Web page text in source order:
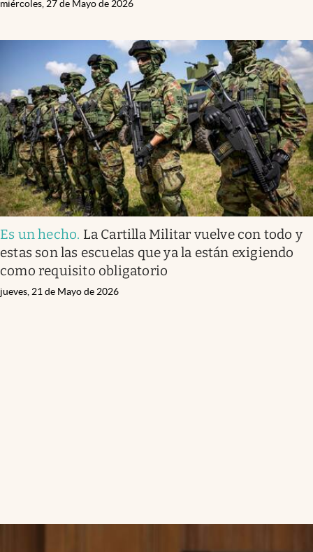
miércoles, 27 de Mayo de 2026
Es un hecho. La Cartilla Militar vuelve con todo y
estas son las escuelas que ya la están exigiendo
como requisito obligatorio
jueves, 21 de Mayo de 2026